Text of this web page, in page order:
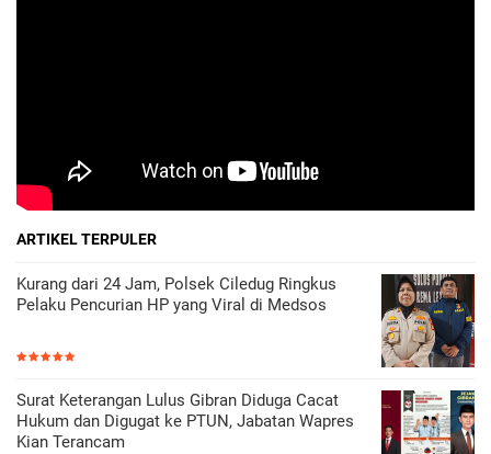
ARTIKEL TERPULER
Kurang dari 24 Jam, Polsek Ciledug Ringkus
Pelaku Pencurian HP yang Viral di Medsos
Surat Keterangan Lulus Gibran Diduga Cacat
Hukum dan Digugat ke PTUN, Jabatan Wapres
Kian Terancam